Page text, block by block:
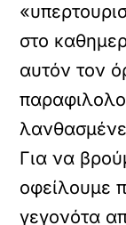
στο
αυτόν τον
Για να
οφείλουμε
γεγονότα